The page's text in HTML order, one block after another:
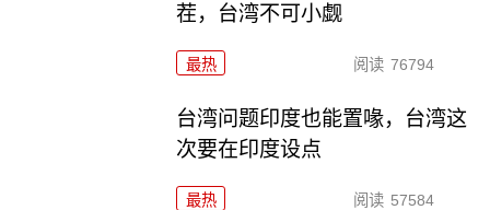
茬，台湾不可小觑
最热 阅读 76794
台湾问题印度也能置喙，台湾这
次要在印度设点
最热 阅读 57584